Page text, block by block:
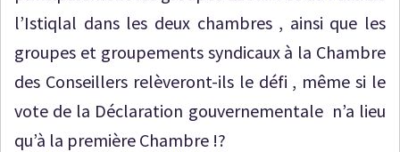
l’Istiqlal dans les deux chambres , ainsi que les
groupes et groupements syndicaux à la Chambre
des Conseillers relèveront-ils le défi , même si le
vote de la Déclaration gouvernementale n’a lieu
qu’à la première Chambre !?